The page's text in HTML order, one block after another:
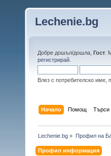
Lechenie.bg
Добре дошъл/дошла, Гост .
регистрирай
Влез с потребителско име,
Начало Помощ Търси
Lechenie.bg » Профил на
Профил информация